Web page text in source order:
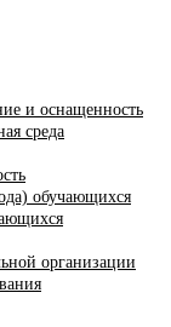
и оснащенность
среда
обучающихся
организации